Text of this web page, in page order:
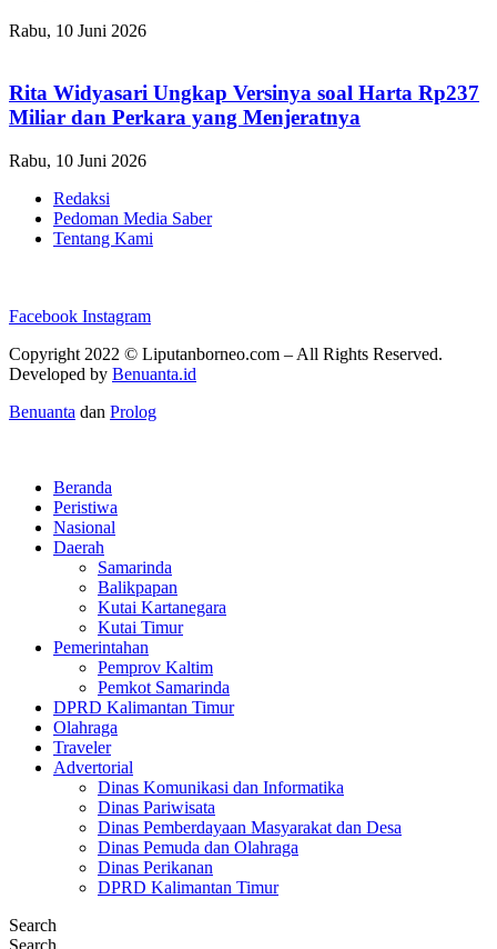
Rabu, 10 Juni 2026
Rita Widyasari Ungkap Versinya soal Harta Rp237
Miliar dan Perkara yang Menjeratnya
Rabu, 10 Juni 2026
Redaksi
Pedoman Media Saber
Tentang Kami
Facebook Instagram
Copyright 2022 © Liputanborneo.com – All Rights Reserved.
Developed by Benuanta.id
Benuanta dan Prolog
Beranda
Peristiwa
Nasional
Daerah
Samarinda
Balikpapan
Kutai Kartanegara
Kutai Timur
Pemerintahan
Pemprov Kaltim
Pemkot Samarinda
DPRD Kalimantan Timur
Olahraga
Traveler
Advertorial
Dinas Komunikasi dan Informatika
Dinas Pariwisata
Dinas Pemberdayaan Masyarakat dan Desa
Dinas Pemuda dan Olahraga
Dinas Perikanan
DPRD Kalimantan Timur
Search